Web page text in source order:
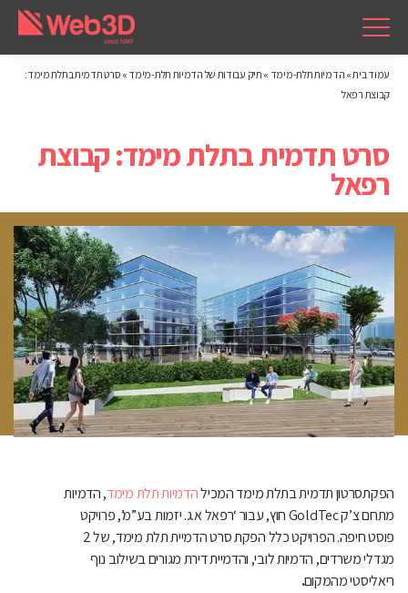
עמוד בית» הדמיות תלת-מימד » תיק עבודות של הדמיות תלת-מימד » סרט תדמית בתלת מימד:
קבוצת רפאל
סרט תדמית בתלת מימד: קבוצת
רפאל
הפקתסרטון תדמית בתלת מימד המכילהדמיות תלת מימד, הדמיות
חוץ, עבור ‘רפאל א.ג. יזמות בע”מ’, פרויקט GoldTec מתחם צ’ק
פוסט חיפה. הפרויקט כלל הפקת סרט הדמיית תלת מימד, של 2
מגדלי משרדים, הדמיות לובי, והדמיית דירת מגורים בשילוב נוף
ריאליסטי מהמקום.